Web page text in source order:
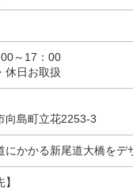
00～17：00
休日お取扱
向島町立花2253-3
にかかる新尾道大橋をデ